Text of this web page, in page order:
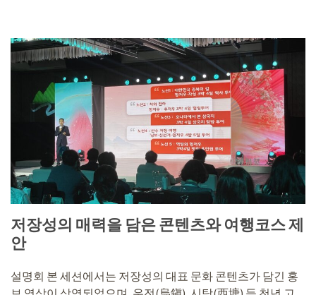
저장성의 매력을 담은 콘텐츠와 여행코스 제
안
설명회 본 세션에서는 저장성의 대표 문화 콘텐츠가 담긴 홍